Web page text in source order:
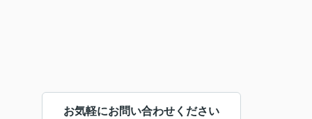
お気軽にお問い合わせください